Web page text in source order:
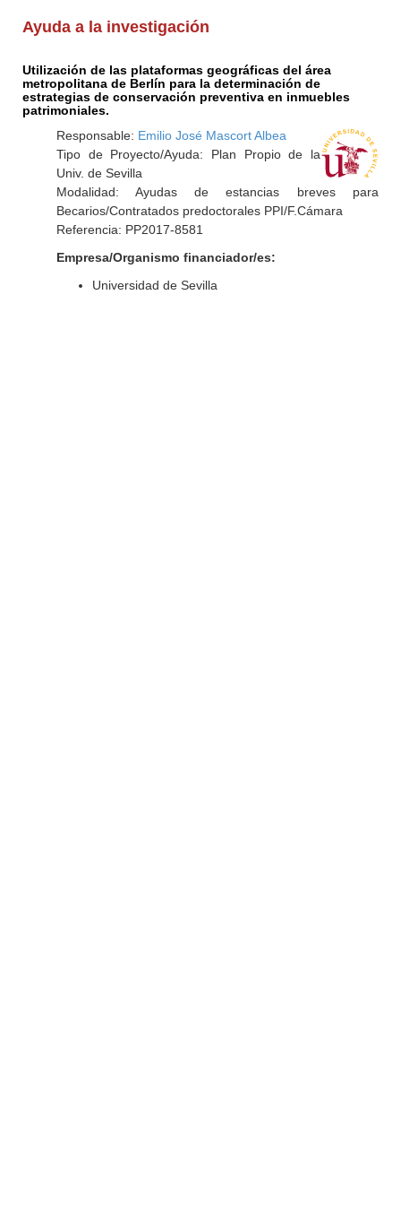
Ayuda a la investigación
Utilización de las plataformas geográficas del área
metropolitana de Berlín para la determinación de
estrategias de conservación preventiva en inmuebles
patrimoniales.
Responsable: Emilio José Mascort Albea
Tipo de Proyecto/Ayuda: Plan Propio de la
Univ. de Sevilla
Modalidad: Ayudas de estancias breves para
Becarios/Contratados predoctorales PPI/F.Cámara
Referencia: PP2017-8581
Empresa/Organismo financiador/es:
Universidad de Sevilla